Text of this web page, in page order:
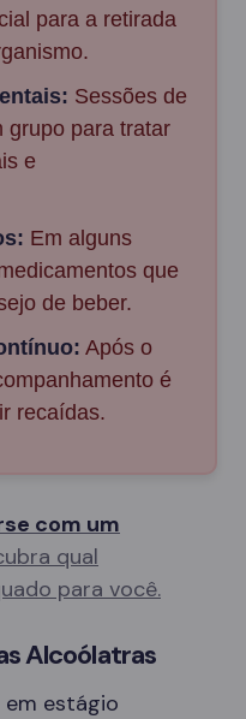
para a retirada
Sessões de
grupo para tratar
e
Em alguns
que
de beber.
Após o
é
recaídas.
com um
qual
para você.
Alcoólatras
estágio